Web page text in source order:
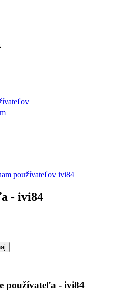
používateľov ivi84
- ivi84
používateľa - ivi84